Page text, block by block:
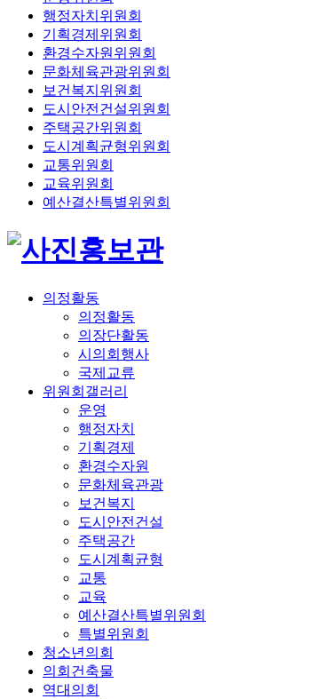
행정자치위원회
기획경제위원회
환경수자원위원회
문화체육관광위원회
보건복지위원회
도시안전건설위원회
주택공간위원회
도시계획균형위원회
교통위원회
교육위원회
예산결산특별위원회
의정활동
의정활동
의장단활동
시의회행사
국제교류
위원회갤러리
운영
행정자치
기획경제
환경수자원
문화체육관광
보건복지
도시안전건설
주택공간
도시계획균형
교통
교육
예산결산특별위원회
특별위원회
청소년의회
의회건축물
역대의회